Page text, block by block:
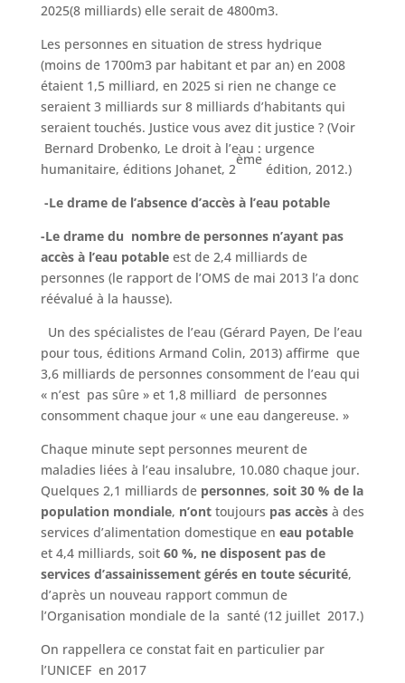
2025(8 milliards) elle serait de 4800m3.
Les personnes en situation de stress hydrique
(moins de 1700m3 par habitant et par an) en 2008
étaient 1,5 milliard, en 2025 si rien ne change ce
seraient 3 milliards sur 8 milliards d’habitants qui
seraient touchés. Justice vous avez dit justice ? (Voir
Bernard Drobenko, Le droit à l’eau : urgence
humanitaire, éditions Johanet, 2
ème
édition, 2012.)
-Le drame de l’absence d’accès à l’eau potable
-Le drame du nombre de personnes n’ayant pas
accès à l’eau potableest de 2,4 milliards de
personnes (le rapport de l’OMS de mai 2013 l’a donc
réévalué à la hausse).
Un des spécialistes de l’eau (Gérard Payen, De l’eau
pour tous, éditions Armand Colin, 2013) affirme que
3,6 milliards de personnes consomment de l’eau qui
« n’est pas sûre » et 1,8 milliard de personnes
consomment chaque jour « une eau dangereuse. »
Chaque minute sept personnes meurent de
maladies liées à l’eau insalubre, 10.080 chaque jour.
Quelques 2,1 milliards de personnes, soit 30 % de la
population mondiale, n’onttoujours pas accèsà des
services d’alimentation domestique en eau potable
et 4,4 milliards, soit 60 %, ne disposent pas de
services d’assainissement gérés en toute sécurité,
d’après un nouveau rapport commun de
l’Organisation mondiale de la santé (12 juillet 2017.)
On rappellera ce constat fait en particulier par
l’UNICEF en 2017